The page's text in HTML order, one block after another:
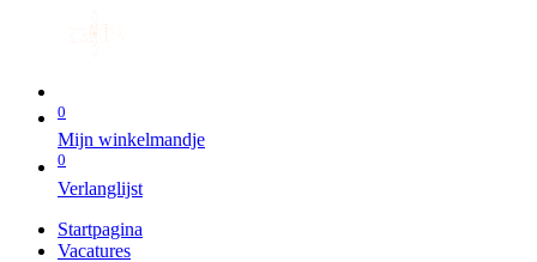
0
Mijn winkelmandje
0
Verlanglijst
Startpagina
Vacatures